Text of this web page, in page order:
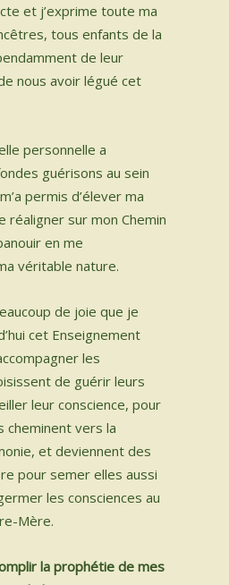
et j’exprime toute ma
tous enfants de la
de leur
nous avoir légué cet
personnelle a
guérisons au sein
permis d’élever ma
réaligner sur mon Chemin
en me
véritable nature.
de joie que je
cet Enseignement
les
de guérir leurs
leur conscience, pour
cheminent vers la
et deviennent des
pour semer elles aussi
les consciences au
Mère.​
la prophétie de mes